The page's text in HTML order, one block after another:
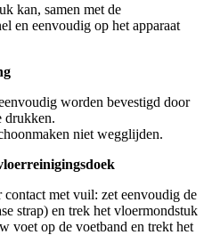
kan, samen met de
en eenvoudig op het apparaat
worden bevestigd door
drukken.
niet wegglijden.
met vuil: zet eenvoudig de
strap) en trek het vloermondstuk
voet op de voetband en trekt het